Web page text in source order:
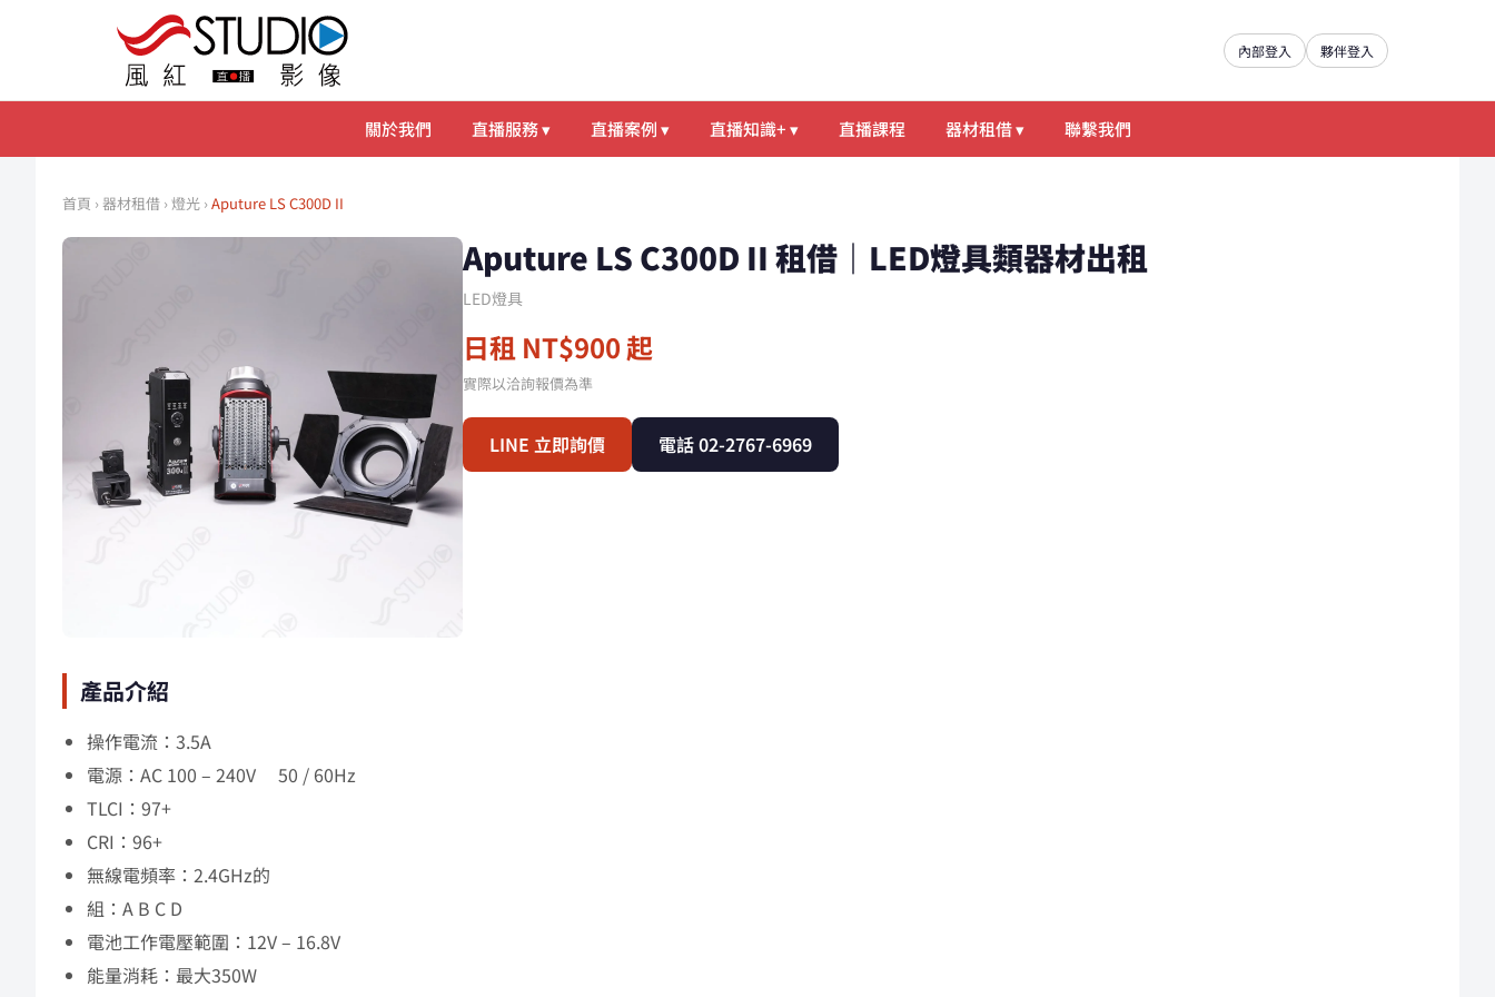
內部登入 夥伴登入
關於我們 直播服務 ▾ 直播案例 ▾ 直播知識+ ▾ 直播課程 器材租借 ▾ 聯繫我們
首頁 ›器材租借 ›燈光 ›Aputure LS C300D II
Aputure LS C300D II 租借｜LED燈具類器材出租
LED燈具
日租 NT$900 起
實際以洽詢報價為準
LINE 立即詢價 電話 02-2767-6969
產品介紹
操作電流：3.5A
電源：AC 100 – 240V 50 / 60Hz
TLCI：97+
CRI：96+
無線電頻率：2.4GHz的
組：A B C D
電池工作電壓範圍：12V – 16.8V
能量消耗：最大350W